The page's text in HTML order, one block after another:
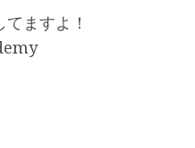
ますよ！